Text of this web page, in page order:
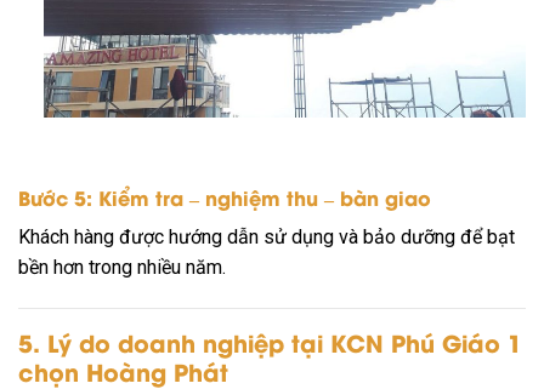
Bước 5: Kiểm tra – nghiệm thu – bàn giao
Khách hàng được hướng dẫn sử dụng và bảo dưỡng để bạt
bền hơn trong nhiều năm.
5. Lý do doanh nghiệp tại KCN Phú Giáo 1
chọn Hoàng Phát